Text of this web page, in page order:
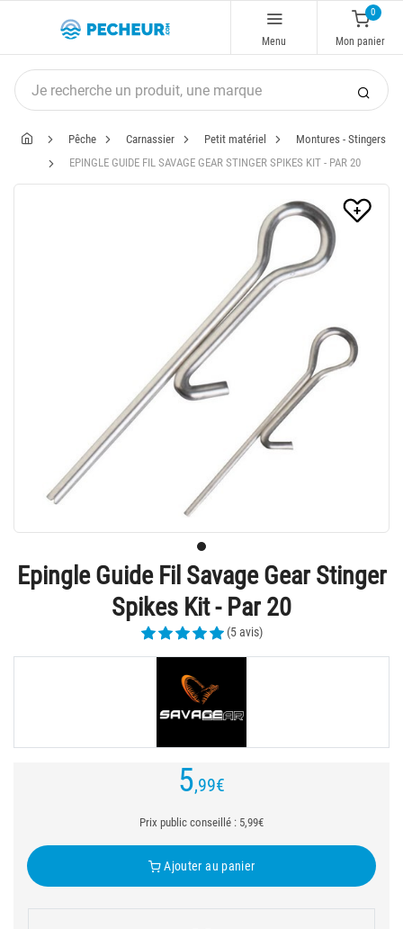
Menu
0
Mon panier
Pêche Carnassier Petit matériel
Montures - Stingers
EPINGLE GUIDE FIL SAVAGE GEAR STINGER SPIKES KIT - PAR 20
Epingle Guide Fil Savage Gear Stinger
Spikes Kit - Par 20
(5 avis)
5,99€
Prix public conseillé : 5,99€
Ajouter au panier